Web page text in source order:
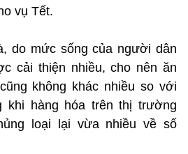
vụ Tết.
do mức sống của người dân
cải thiện nhiều, cho nên ăn
không khác nhiều so với
khi hàng hóa trên thị trường
loại lại vừa nhiều về số